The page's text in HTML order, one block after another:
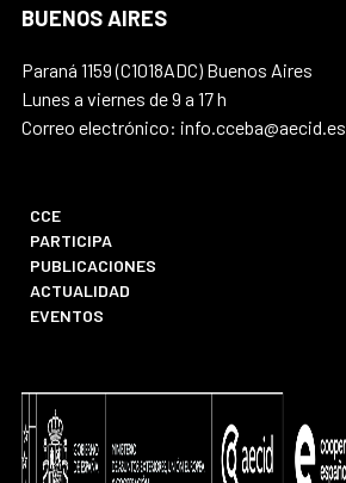
BUENOS AIRES
Paraná 1159 (C1018ADC) Buenos Aires
Lunes a viernes de 9 a 17 h
Correo electrónico: info.cceba@aecid.es
CCE
PARTICIPA
PUBLICACIONES
ACTUALIDAD
EVENTOS